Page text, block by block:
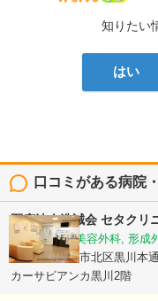
知りたい
はい
口コミがある病院
医療法人浩誠会 セタクリ
美容皮膚科, 美容外科, 形成
愛知県名古屋市北区黒川本
カーサビアンカ黒川2階